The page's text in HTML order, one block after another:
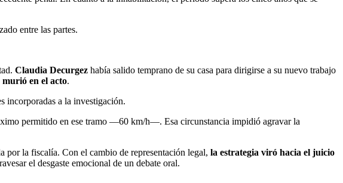
entre las partes.
Claudia Decurgez había salido temprano de su casa para dirigirse a su nuevo trabajo
murió en el acto.
incorporadas a la investigación.
permitido en ese tramo —60 km/h—. Esa circunstancia impidió agravar la
por la fiscalía. Con el cambio de representación legal, la estrategia viró hacia el juicio
el desgaste emocional de un debate oral.